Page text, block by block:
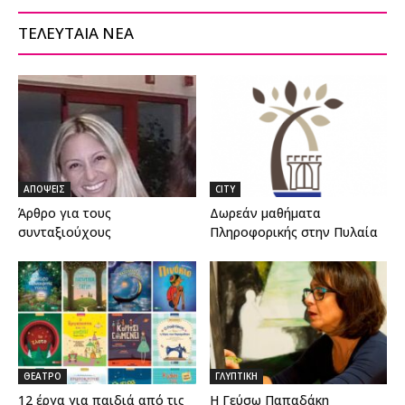
ΤΕΛΕΥΤΑΙΑ ΝΕΑ
ΑΠΟΨΕΙΣ
Άρθρο για τους
συνταξιούχους
CITY
Δωρεάν μαθήματα
Πληροφορικής στην Πυλαία
ΘΕΑΤΡΟ
12 έργα για παιδιά από τις
ΓΛΥΠΤΙΚΗ
Η Γεύσω Παπαδάκη